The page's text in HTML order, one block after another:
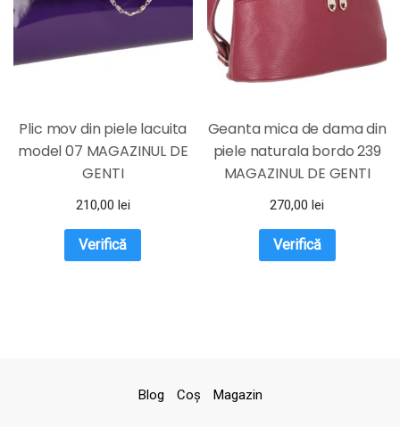
Plic mov din piele lacuita
model 07 MAGAZINUL DE
GENTI
210,00 lei
Verifică
Geanta mica de dama din
piele naturala bordo 239
MAGAZINUL DE GENTI
270,00lei
Verifică
Blog Coş Magazin